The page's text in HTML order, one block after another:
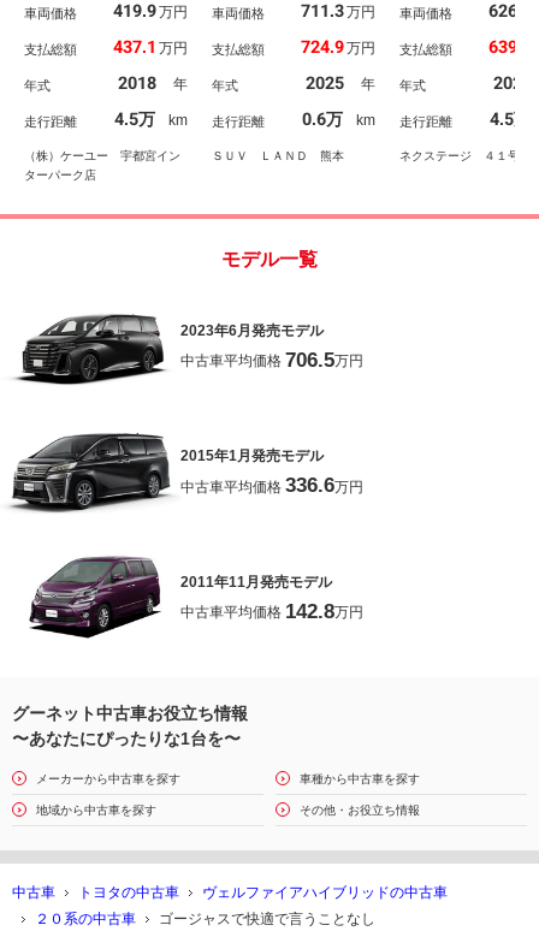
セーフティセンス／４Ｗ
ー付き黒革シート／フル
ドドア／９．２インチＳ
Ｄナビ／フルセグＴＶ／
１３．２インチ後席モニ
ター／電動リアゲート／
スペアキー
車両価格 419.9万円
支払総額 437.1 万円
年式 2018 年
走行距離 4.5万 km
（株）ケーユー 宇都宮イン
ターパーク店
オーディオ １３．２型
イ 全周囲カメラ 左右
バーサルステップ セー
フティセンス トヨタチ
ームメイト 三眼ＬＥＤ
ヘッド 茶革シート
車両価格 711.3万円
支払総額 724.9万円
年式 2025 年
走行距離 0.6万 km
ＳＵＶ ＬＡＮＤ 熊本
フ １４インチディ
カメラ 後席モニ
ー 両側パワースラ
ド ＬＥＤヘッド
１９インチアルミ
ーバックドア
車両価格 626.5
支払総額 639.4
年式 2024
走行距離 4.5万
ネクステージ ４１号小
モデル一覧
2023年6月発売モデル
中古車平均価格 706.5万円
2015年1月発売モデル
中古車平均価格 336.6万円
2011年11月発売モデル
中古車平均価格 142.8万円
グーネット中古車お役立ち情報
〜あなたにぴったりな1台を〜
メーカーから中古車を探す 車種から中古車を探す
地域から中古車を探す その他・お役立ち情報
中古車 トヨタの中古車
ヴェルファイアハイブリッドの中古車
２０系の中古車
ゴージャスで快適で言うことなし